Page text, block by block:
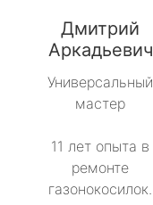
Дмитрий
Аркадьевич
Универсальный
мастер
11 лет опыта в
ремонте
газонокосилок.